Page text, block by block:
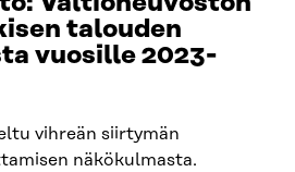
talouden
vuosille 2023-
vihreän siirtymän
näkökulmasta.